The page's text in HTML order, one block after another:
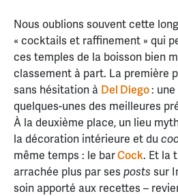
Nous oublions souvent cette
« cocktails et raffinement » qui
ces temples de la boisson bien
classement à part. La première
sans hésitation à Del Diego:
quelques-unes des meilleures
À la deuxième place, un lieu
la décoration intérieure et du
même temps : le barCock. Et la
arrachée plus par ses posts sur
soin apporté aux recettes –